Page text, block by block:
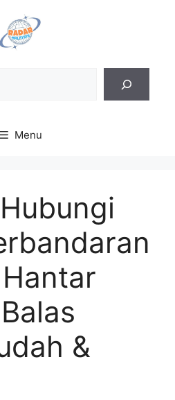
Menu
&